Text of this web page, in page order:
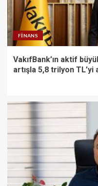
FINANS
VakıfBank’ın aktif
artışla 5,8 trilyon TL’yi